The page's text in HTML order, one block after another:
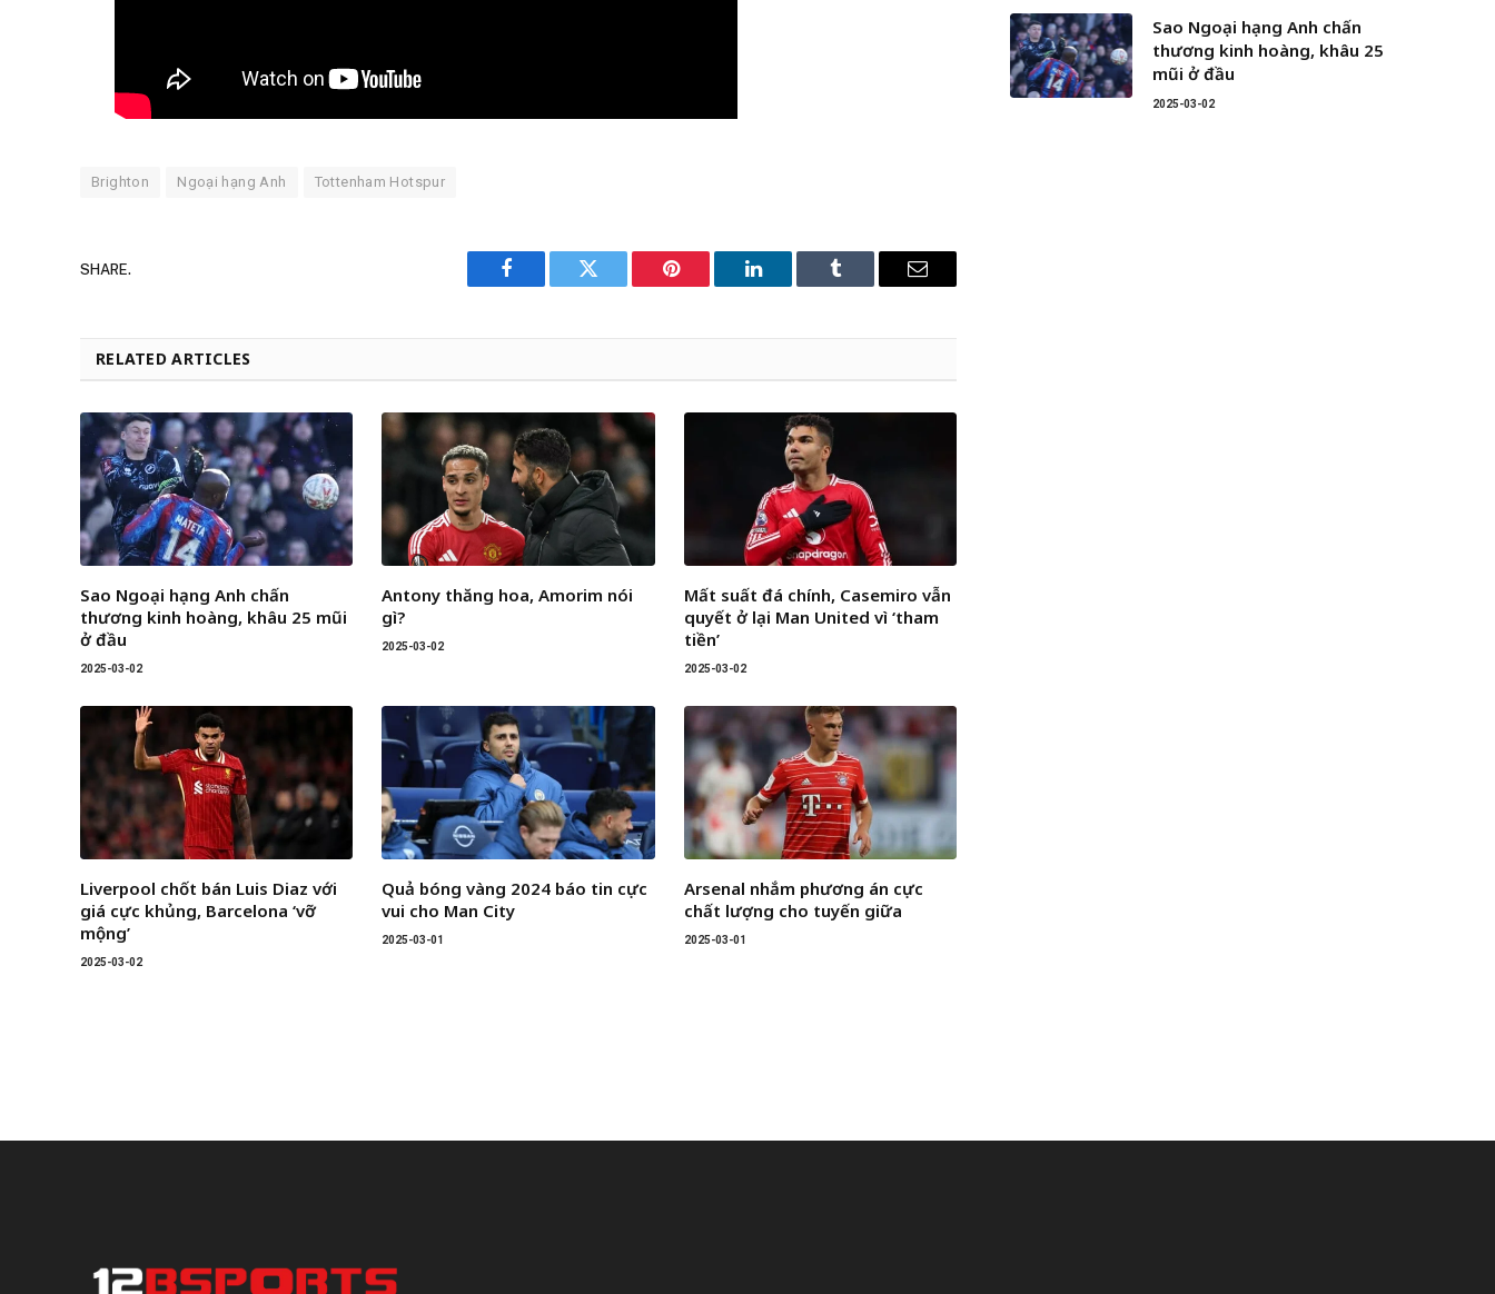
Brighton Ngoại hạng Anh Tottenham Hotspur
SHARE.
Facebook Twitter Pinterest LinkedIn Tumblr Email
RELATED ARTICLES
Sao Ngoại hạng Anh chấn
thương kinh hoàng, khâu 25 mũi
ở đầu
2025-03-02
Antony thăng hoa, Amorim nói
gì?
2025-03-02
Mất suất đá chính, Casemiro vẫn
quyết ở lại Man United vì ‘tham
tiền’
2025-03-02
Liverpool chốt bán Luis Diaz với
giá cực khủng, Barcelona ‘vỡ
mộng’
2025-03-02
Quả bóng vàng 2024 báo tin cực
vui cho Man City
2025-03-01
Arsenal nhắm phương án cực
chất lượng cho tuyến giữa
2025-03-01
Sao Ngoại hạng Anh chấn
thương kinh hoàng, khâu 25
mũi ở đầu
2025-03-02